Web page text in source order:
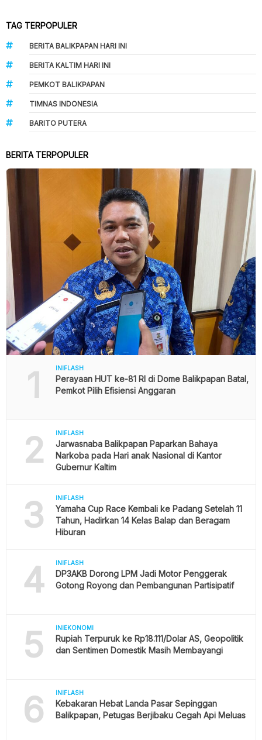
TAG TERPOPULER
BERITA BALIKPAPAN HARI INI
BERITA KALTIM HARI INI
PEMKOT BALIKPAPAN
TIMNAS INDONESIA
BARITO PUTERA
BERITA TERPOPULER
1 INIFLASH
Perayaan HUT ke-81 RI di Dome Balikpapan Batal,
Pemkot Pilih Efisiensi Anggaran
2 INIFLASH
Jarwasnaba Balikpapan Paparkan Bahaya
Narkoba pada Hari anak Nasional di Kantor
Gubernur Kaltim
3 INIFLASH
Yamaha Cup Race Kembali ke Padang Setelah 11
Tahun, Hadirkan 14 Kelas Balap dan Beragam
Hiburan
4 INIFLASH
DP3AKB Dorong LPM Jadi Motor Penggerak
Gotong Royong dan Pembangunan Partisipatif
5 INIEKONOMI
Rupiah Terpuruk ke Rp18.111/Dolar AS, Geopolitik
dan Sentimen Domestik Masih Membayangi
6 INIFLASH
Kebakaran Hebat Landa Pasar Sepinggan
Balikpapan, Petugas Berjibaku Cegah Api Meluas